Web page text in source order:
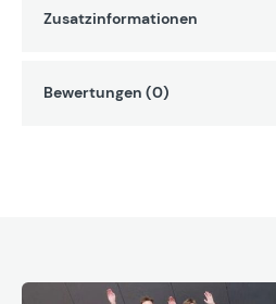
Zusatzinformationen
Bewertungen (0)